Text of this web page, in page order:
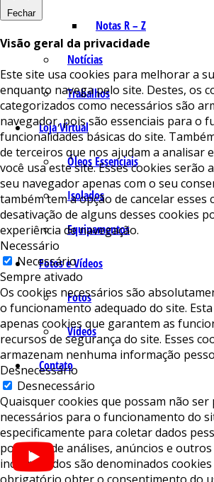
Notas R – Z
Notícias
Trabalhos
Loja Virtual
Óleos Essenciais
Isolados
Equipamentos
Fotos e Vídeos
Fotos
Vídeos
Contato
Fechar
Visão geral da privacidade
Este site usa cookies para melhorar a
enquanto navega pelo site. Destes, os
categorizados como necessários são
navegador, pois são essenciais para o
funcionalidades básicas do site.
de terceiros que nos ajudam a analisar
você usa este site. Esses cookies serão
seu navegador apenas com o seu
também tem a opção de cancelar esses
desativação de alguns desses cookies
experiência de navegação.
Necessário
Necessário
Sempre ativado
Os cookies necessários são
o funcionamento adequado do site.
apenas cookies que garantem as
recursos de segurança do site. Esses
armazenam nenhuma informação
Desnecessário
Desnecessário
Quaisquer cookies que possam não
necessários para o funcionamento do
especificamente para coletar dados
por meio de análises, anúncios e
incorporados são denominados cookies
obrigatório obter o consentimento do